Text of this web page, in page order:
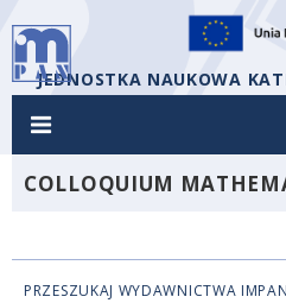
JEDNOSTKA NAUKOWA
COLLOQUIUM
PRZESZUKAJ WYDAWNICTWA IMPAN